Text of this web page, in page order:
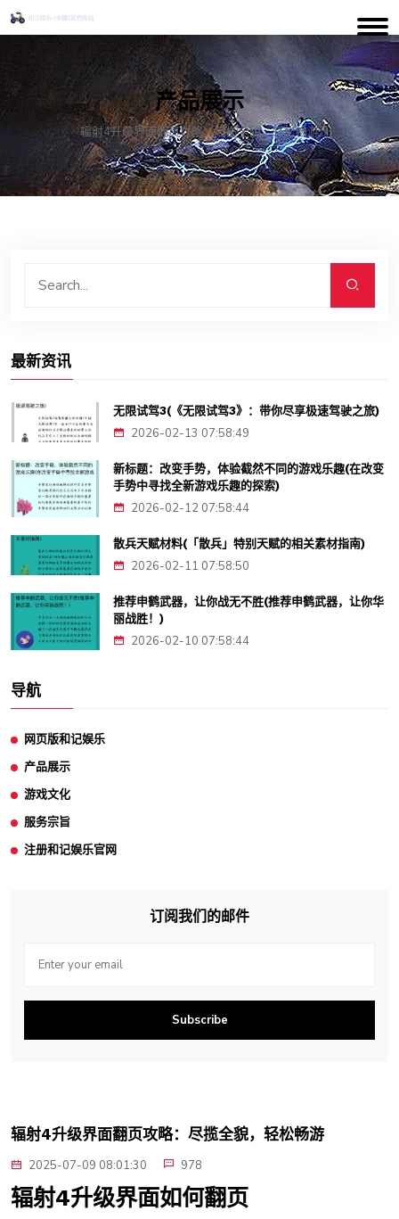
产品展示
辐射4升级界面翻页攻略：尽揽全貌，轻松畅游
最新资讯
无限试驾3(《无限试驾3》：带你尽享极速驾驶之旅)
2026-02-13 07:58:49
新标题：改变手势，体验截然不同的游戏乐趣(在改变
手势中寻找全新游戏乐趣的探索)
2026-02-12 07:58:44
散兵天赋材料(「散兵」特别天赋的相关素材指南)
2026-02-11 07:58:50
推荐申鹤武器，让你战无不胜(推荐申鹤武器，让你华
丽战胜！)
2026-02-10 07:58:44
导航
网页版和记娱乐
产品展示
游戏文化
服务宗旨
注册和记娱乐官网
订阅我们的邮件
Subscribe
辐射4升级界面翻页攻略：尽揽全貌，轻松畅游
2025-07-09 08:01:30 978
辐射4升级界面如何翻页